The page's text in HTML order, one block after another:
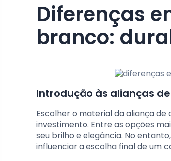
diferenças entre alianças de platina e ouro
branco:
Introdução às alianças
Escolher o material da aliança
investimento. Entre as opções
seu brilho e elegância. No
influenciar a escolha final de um